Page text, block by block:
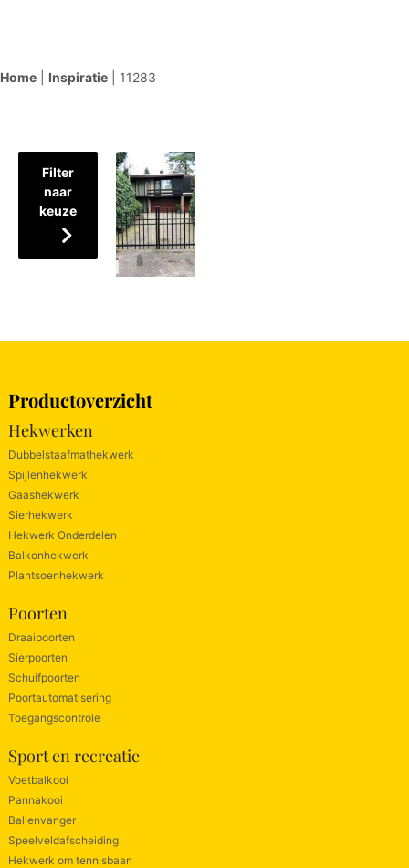
Home Inspiratie 11283
Filter
naar
keuze
Productoverzicht
Hekwerken
Dubbelstaafmathekwerk
Spijlenhekwerk
Gaashekwerk
Sierhekwerk
Hekwerk Onderdelen
Balkonhekwerk
Plantsoenhekwerk
Poorten
Draaipoorten
Sierpoorten
Schuifpoorten
Poortautomatisering
Toegangscontrole
Sport en recreatie
Voetbalkooi
Pannakooi
Ballenvanger
Speelveldafscheiding
Hekwerk om tennisbaan